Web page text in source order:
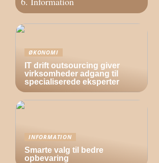
ØKONOMI
IT drift outsourcing giver
virksomheder adgang til
specialiserede eksperter
INFORMATION
Smarte valg til bedre
opbevaring